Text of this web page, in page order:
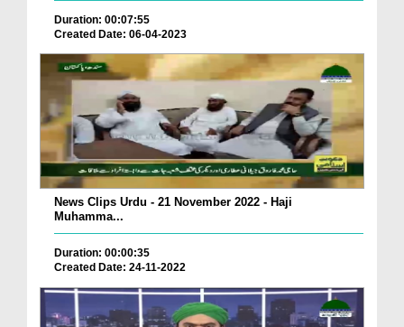
Duration: 00:07:55
Created Date: 06-04-2023
News Clips Urdu - 21 November 2022 - Haji
Muhamma...
Duration: 00:00:35
Created Date: 24-11-2022